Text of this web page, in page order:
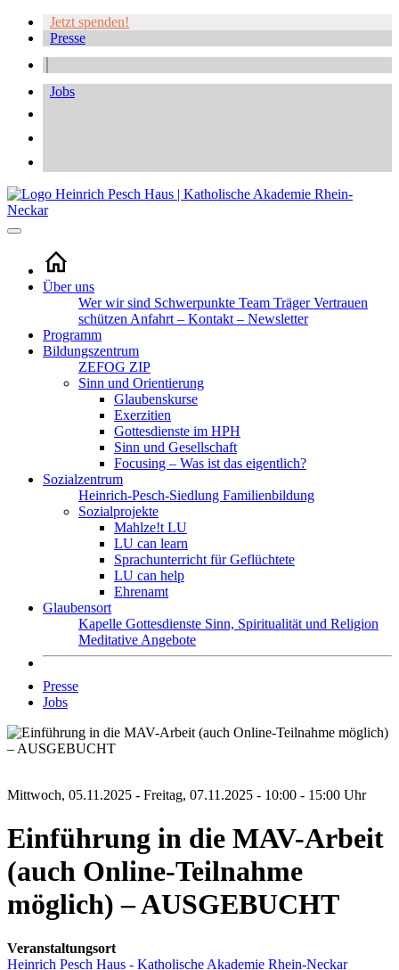
Jetzt spenden!
Presse
Jobs
Über uns
Wer wir sind Schwerpunkte Team TrägerVertrauen
schützen Anfahrt – Kontakt – Newsletter
Programm
Bildungszentrum
ZEFOG ZIP
Sinn und Orientierung
Glaubenskurse
Exerzitien
Gottesdienste im HPH
Sinn und Gesellschaft
Focusing – Was ist das eigentlich?
Sozialzentrum
Heinrich-Pesch-Siedlung Familienbildung
Sozialprojekte
Mahlze!t LU
LU can learn
Sprachunterricht für Geflüchtete
LU can help
Ehrenamt
Glaubensort
Kapelle Gottesdienste Sinn, Spiritualität und Religion
Meditative Angebote
Presse
Jobs
Mittwoch, 05.11.2025 - Freitag, 07.11.2025 - 10:00 - 15:00 Uhr
Einführung in die MAV-Arbeit
(auch Online-Teilnahme
möglich) – AUSGEBUCHT
Veranstaltungsort
Heinrich Pesch Haus - Katholische Akademie Rhein-Neckar